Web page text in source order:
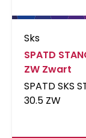
Sks
SPATD
ZW Zwart
SPATD SKS
30.5 ZW